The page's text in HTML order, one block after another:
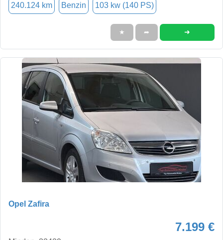
240.124 km Benzin 103 kw (140 PS)
★ ➦ ➜
Opel Zafira
7.199 €